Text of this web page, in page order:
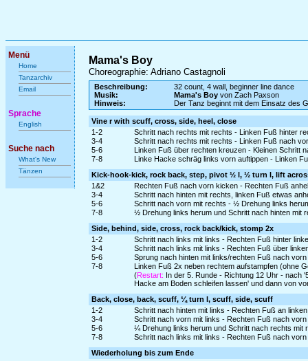
Menü
Home
Tanzarchiv
Email
Sprache
English
Suche nach
What's New
Tänzen
Mama's Boy
Choreographie: Adriano Castagnoli
Beschreibung:
32 count, 4 wall, beginner line dance
Musik:
Mama's Boyvon Zach Paxson
Hinweis:
Der Tanz beginnt mit dem Einsatz des
Vine r with scuff, cross, side, heel, close
1-2
Schritt nach rechts mit rechts - Linken Fuß hinter
3-4
Schritt nach rechts mit rechts - Linken Fuß nach
5-6
Linken Fuß über rechten kreuzen - Kleinen Schritt
7-8
Linke Hacke schräg links vorn auftippen - Linken
Kick-hook-kick, rock back, step, pivot ½ l, ½ turn l, lift
1&2
Rechten Fuß nach vorn kicken - Rechten Fuß
3-4
Schritt nach hinten mit rechts, linken Fuß etwas
5-6
Schritt nach vorn mit rechts - ½ Drehung links
7-8
½ Drehung links herum und Schritt nach hinten mit
Side, behind, side, cross, rock back/kick, stomp 2x
1-2
Schritt nach links mit links - Rechten Fuß hinter
3-4
Schritt nach links mit links - Rechten Fuß über
5-6
Sprung nach hinten mit links/rechten Fuß nach
7-8
Linken Fuß 2x neben rechtem aufstampfen (ohne
(Restart: In der 5. Runde - Richtung 12 Uhr - nach
Hacke am Boden schleifen lassen' und dann von
Back, close, back, scuff, ¼ turn l, scuff, side, scuff
1-2
Schritt nach hinten mit links - Rechten Fuß an
3-4
Schritt nach vorn mit links - Rechten Fuß nach
5-6
¼ Drehung links herum und Schritt nach rechts
7-8
Schritt nach links mit links - Rechten Fuß nach
Wiederholung bis zum Ende